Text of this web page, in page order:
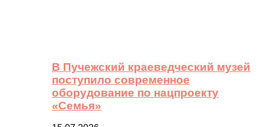
В Пучежский краеведческий музей
поступило современное
оборудование по нацпроекту
«Семья»